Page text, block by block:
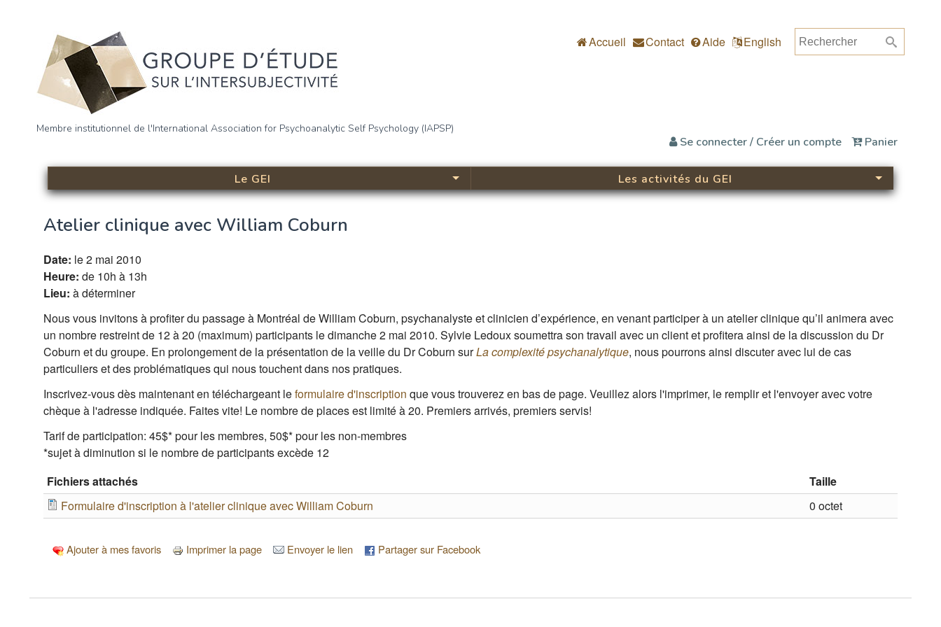
Groupe d’étude sur l’intersubjectivité
(GEI)
Membre institutionnel de l'International Association for Psychoanalytic Self Psychology (IAPSP)
Formulaire de
Rechercher
Accueil Contact Aide English
Se connecter / Créer un compte Panier
Le GEI Les activités du GEI
Atelier clinique avec William Coburn
Date: le 2 mai 2010
Heure: de 10h à 13h
Lieu: à déterminer
Nous vous invitons à profiter du passage à Montréal de William Coburn, psychanalyste et clinicien d’expérience, en venant participer à un atelier clinique qu’il animera avec
un nombre restreint de 12 à 20 (maximum) participants le dimanche 2 mai 2010. Sylvie Ledoux soumettra son travail avec un client et profitera ainsi de la discussion du Dr
Coburn et du groupe. En prolongement de la présentation de la veille du Dr Coburn surLa complexité psychanalytique, nous pourrons ainsi discuter avec lui de cas
particuliers et des problématiques qui nous touchent dans nos pratiques.
Inscrivez-vous dès maintenant en téléchargeant leformulaire d'inscription que vous trouverez en bas de page. Veuillez alors l'imprimer, le remplir et l'envoyer avec votre
chèque à l'adresse indiquée. Faites vite! Le nombre de places est limité à 20. Premiers arrivés, premiers servis!
Tarif de participation: 45$* pour les membres, 50$* pour les non-membres
*sujet à diminution si le nombre de participants excède 12
Fichiers attachés
Taille
Formulaire d'inscription à l'atelier clinique avec William Coburn
0 octet
Ajouter à mes favoris Imprimer la page Envoyer le lien Partager sur Facebook